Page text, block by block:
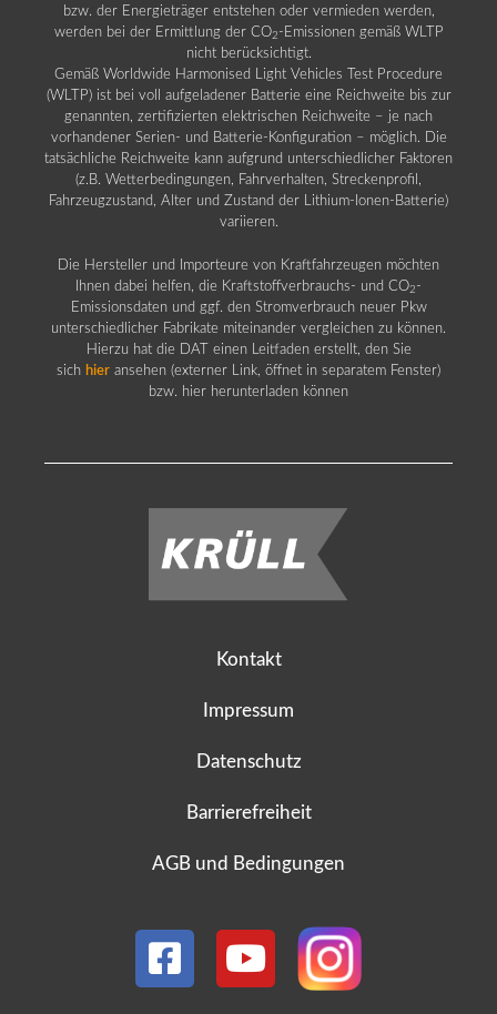
bzw. der Energieträger entstehen oder vermieden werden,
werden bei der Ermittlung der CO2 -Emissionen gemäß WLTP
nicht berücksichtigt.
Gemäß Worldwide Harmonised Light Vehicles Test Procedure
(WLTP) ist bei voll aufgeladener Batterie eine Reichweite bis zur
genannten, zertifizierten elektrischen Reichweite – je nach
vorhandener Serien- und Batterie-Konfiguration – möglich. Die
tatsächliche Reichweite kann aufgrund unterschiedlicher Faktoren
(z.B. Wetterbedingungen, Fahrverhalten, Streckenprofil,
Fahrzeugzustand, Alter und Zustand der Lithium-Ionen-Batterie)
variieren.
Die Hersteller und Importeure von Kraftfahrzeugen möchten
Ihnen dabei helfen, die Kraftstoffverbrauchs- und CO2 -
Emissionsdaten und ggf. den Stromverbrauch neuer Pkw
unterschiedlicher Fabrikate miteinander vergleichen zu können.
Hierzu hat die DAT einen Leitfaden erstellt, den Sie
sich hier ansehen (externer Link, öffnet in separatem Fenster)
bzw. hier herunterladen können
Kontakt
Impressum
Datenschutz
Barrierefreiheit
AGB und Bedingungen